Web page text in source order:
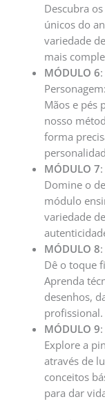
Descubra
únicos do
variedade
mais
MÓDULO 6
Personagem:
Mãos e pés
nosso
forma
MÓDULO 7
Domine o
módulo
variedade
MÓDULO 8
Dê o toque
Aprenda
desenhos,
profissional.
MÓDULO 9
Explore a
através de
conceitos
para dar